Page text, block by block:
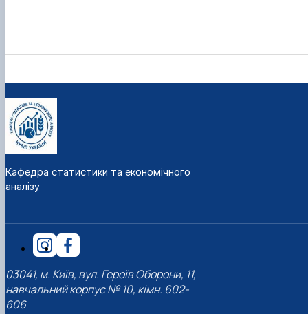
Кафедра статистики та економічного
аналізу
03041, м. Київ, вул. Героїв Оборони, 11,
навчальний корпус № 10, кімн. 602-
606